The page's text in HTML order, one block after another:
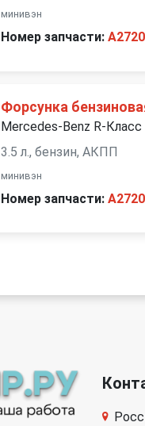
минивэн
Номер запчасти:
Форсунка
Mercedes-Benz R-Класс
3.5 л., бензин, АКПП
минивэн
Номер запчасти: